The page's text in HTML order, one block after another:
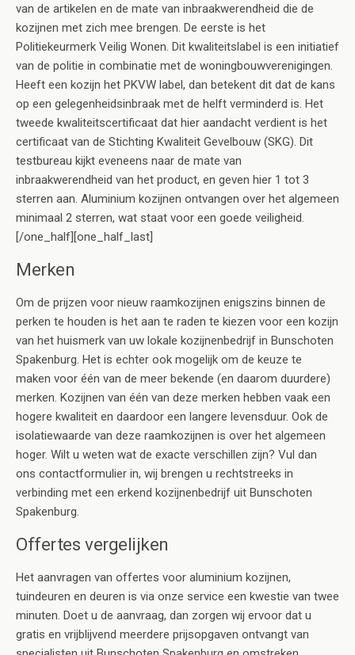
van de artikelen en de mate van inbraakwerendheid die de
kozijnen met zich mee brengen. De eerste is het
Politiekeurmerk Veilig Wonen. Dit kwaliteitslabel is een initiatief
van de politie in combinatie met de woningbouwverenigingen.
Heeft een kozijn het PKVW label, dan betekent dit dat de kans
op een gelegenheidsinbraak met de helft verminderd is. Het
tweede kwaliteitscertificaat dat hier aandacht verdient is het
certificaat van de Stichting Kwaliteit Gevelbouw (SKG). Dit
testbureau kijkt eveneens naar de mate van
inbraakwerendheid van het product, en geven hier 1 tot 3
sterren aan. Aluminium kozijnen ontvangen over het algemeen
minimaal 2 sterren, wat staat voor een goede veiligheid.
[/one_half][one_half_last]
Merken
Om de prijzen voor nieuw raamkozijnen enigszins binnen de
perken te houden is het aan te raden te kiezen voor een kozijn
van het huismerk van uw lokale kozijnenbedrijf in Bunschoten
Spakenburg. Het is echter ook mogelijk om de keuze te
maken voor één van de meer bekende (en daarom duurdere)
merken. Kozijnen van één van deze merken hebben vaak een
hogere kwaliteit en daardoor een langere levensduur. Ook de
isolatiewaarde van deze raamkozijnen is over het algemeen
hoger. Wilt u weten wat de exacte verschillen zijn? Vul dan
ons contactformulier in, wij brengen u rechtstreeks in
verbinding met een erkend kozijnenbedrijf uit Bunschoten
Spakenburg.
Offertes vergelijken
Het aanvragen van offertes voor aluminium kozijnen,
tuindeuren en deuren is via onze service een kwestie van twee
minuten. Doet u de aanvraag, dan zorgen wij ervoor dat u
gratis en vrijblijvend meerdere prijsopgaven ontvangt van